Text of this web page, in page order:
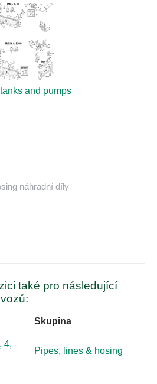
and pumps
náhradní díly
také pro následující
Skupina
4,
Pipes, lines & hosing